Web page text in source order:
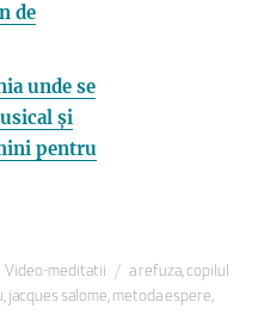
de
unde se
și
pentru
Categorii
Video-meditatii Etichete
a refuza,copilul
, jacques salome, metoda espere,